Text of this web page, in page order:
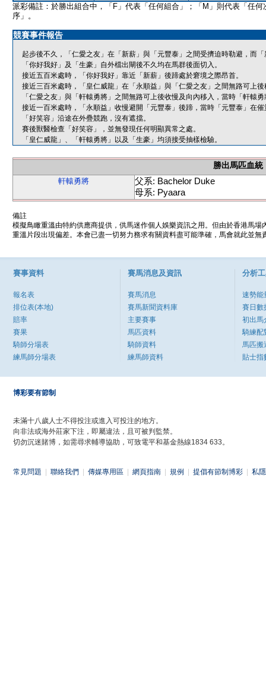
派彩備註：於勝出組合中，「F」代表「任何組合」；「M」則代表「任何
序」。
競賽事件報告
起步後不久，「仁愛之友」在「新薪」與「元豐泰」之間受擠迫時勒避，而
「你好我好」及「生豪」自外檔出閘後不久均在馬群後面切入。
接近五百米處時，「你好我好」靠近「新薪」後蹄處於窘境之際昂首。
接近三百米處時，「皇仁威龍」在「永順益」與「仁愛之友」之間無路可上
「仁愛之友」與「軒轅勇將」之間無路可上後收慢及向內移入，當時「軒轅
接近一百米處時，「永順益」收慢避開「元豐泰」後蹄，當時「元豐泰」在
「好笑容」沿途在外疊競跑，沒有遮擋。
賽後獸醫檢查「好笑容」，並無發現任何明顯異常之處。
「皇仁威龍」、「軒轅勇將」以及「生豪」均須接受抽樣檢驗。
勝出馬匹血統
軒轅勇將
父系: Bachelor Duke
母系: Pyaara
備註
模擬鳥瞰重溫由特約供應商提供，供馬迷作個人娛樂資訊之用。但由於香港馬
重溫片段出現偏差。本會已盡一切努力務求有關資料盡可能準確，馬會就此並
賽事資料
報名表
排位表(本地)
賠率
賽果
騎師分場表
練馬師分場表
賽馬消息及資訊
賽馬消息
賽馬新聞資料庫
主要賽事
馬匹資料
騎師資料
練馬師資料
分析
速勢能
賽日數
初出馬
騎練配
馬匹搬
貼士指
博彩要有節制
未滿十八歲人士不得投注或進入可投注的地方。
向非法或海外莊家下注，即屬違法，且可被判監禁。
切勿沉迷賭博，如需尋求輔導協助，可致電平和基金熱線1834 633。
常見問題 聯絡我們 傳媒專用區 網頁指南 規例 提倡有節制博彩 私